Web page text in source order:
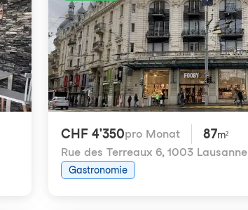
CHF 4'350pro Monat 87m²
Rue des Terreaux 6, 1003 Lausanne
Gastronomie